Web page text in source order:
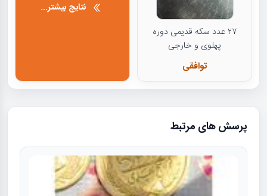
۲۷ عدد سکه قدیمی دوره
پهلوی و خارجی
توافقی
نتایج بیشتر...
پرسش های مرتبط